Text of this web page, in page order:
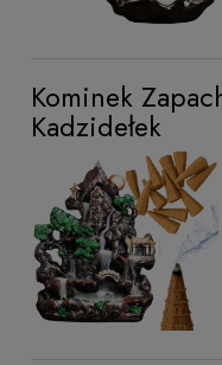
Kominek
Kadzidełek